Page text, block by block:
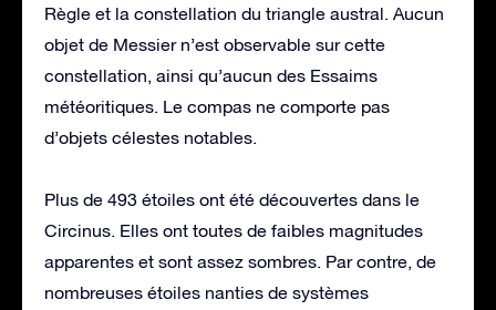
Règle et la constellation du triangle austral. Aucun
objet de Messier n’est observable sur cette
constellation, ainsi qu’aucun des Essaims
météoritiques. Le compas ne comporte pas
d’objets célestes notables.
Plus de 493 étoiles ont été découvertes dans le
Circinus. Elles ont toutes de faibles magnitudes
apparentes et sont assez sombres. Par contre, de
nombreuses étoiles nanties de systèmes